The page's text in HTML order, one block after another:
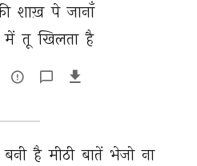
शाख़ पे जानाँ
में तू खिलता है
बनी है मीठी बातें भेजो ना